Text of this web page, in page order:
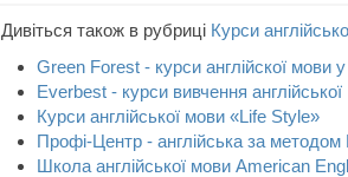
Дивіться також в рубриці Курси
Green Forest - курси англійскої мови
Everbest - курси вивчення
Курси англійської мови «Life Style»
Профі-Центр - англійська за
Школа англійської мови American